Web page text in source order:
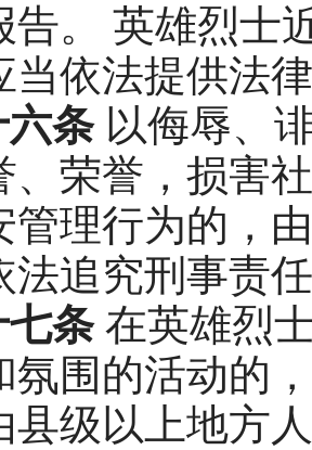
告。 英雄烈士
当依法提供法
条 以侮辱、
、荣誉，损害
管理行为的，
法追究刑事责
条 在英雄烈
氛围的活动的
县级以上地方